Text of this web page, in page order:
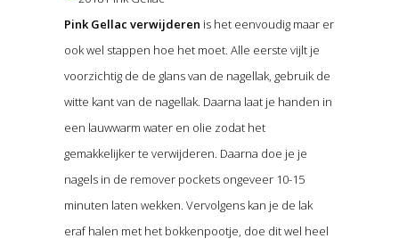
Pink Gellac verwijderen is het eenvoudig maar er
ook wel stappen hoe het moet. Alle eerste vijlt je
voorzichtig de de glans van de nagellak, gebruik de
witte kant van de nagellak. Daarna laat je handen in
een lauwwarm water en olie zodat het
gemakkelijker te verwijderen. Daarna doe je je
nagels in de remover pockets ongeveer 10-15
minuten laten wekken. Vervolgens kan je de lak
eraf halen met het bokkenpootje, doe dit wel heel